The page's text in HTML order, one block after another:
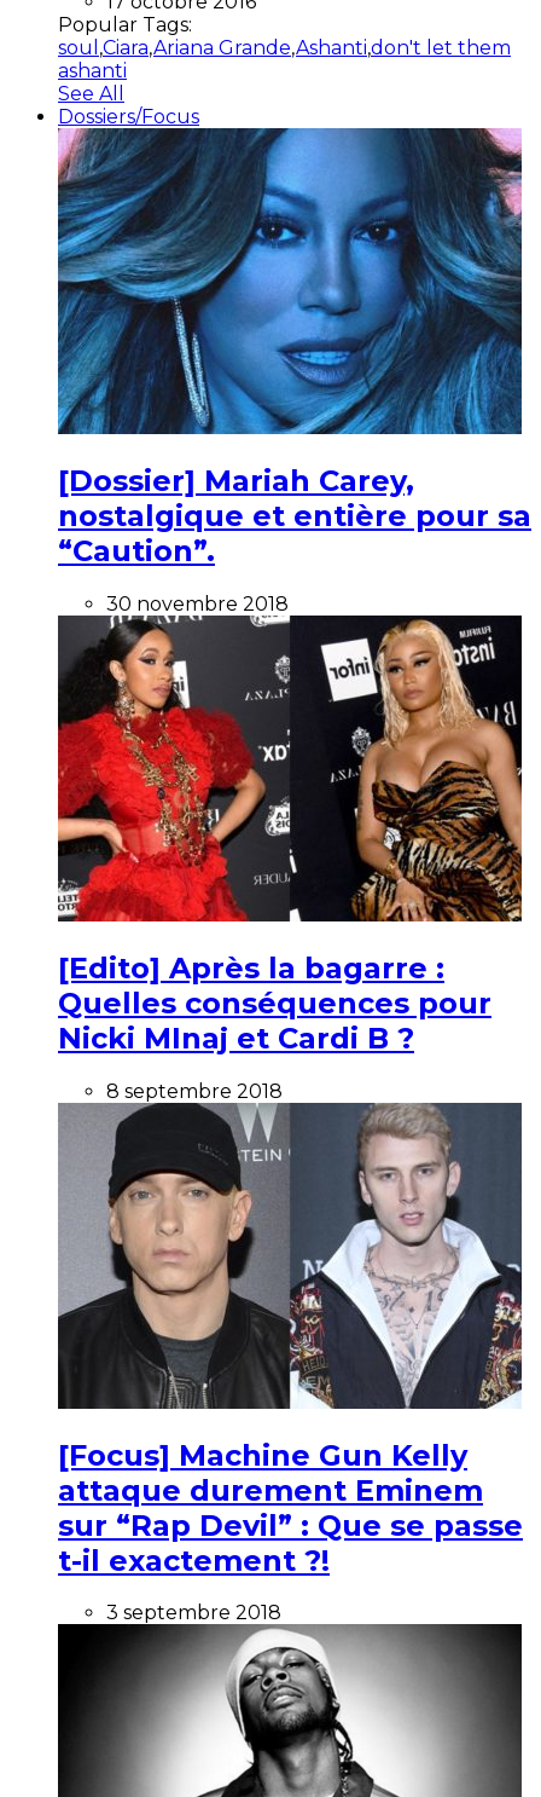
Popular Tags:
soul ,Ciara,Ariana Grande,Ashanti,don't let them
ashanti
See All
Dossiers/Focus
[Dossier] Mariah Carey,
nostalgique et entière pour sa
“Caution”.
30 novembre 2018
[Edito] Après la bagarre :
Quelles conséquences pour
Nicki MInaj et Cardi B ?
8 septembre 2018
[Focus] Machine Gun Kelly
attaque durement Eminem
sur “Rap Devil” : Que se passe
t-il exactement ?!
3 septembre 2018